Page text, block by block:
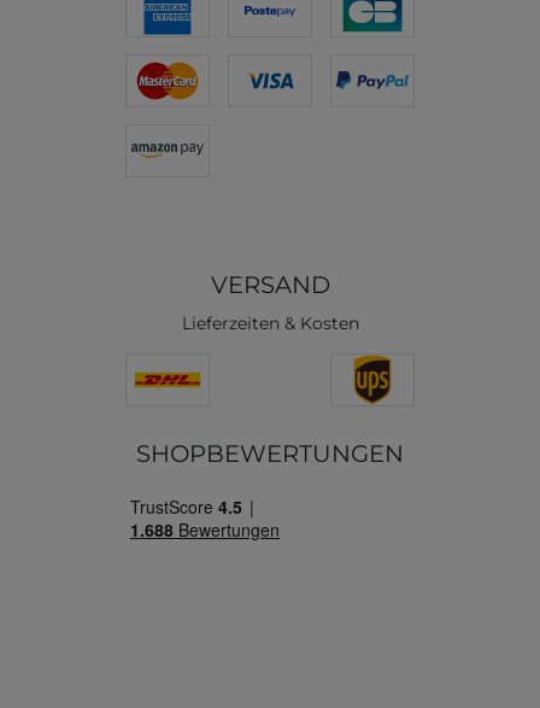
VERSAND
Lieferzeiten & Kosten
SHOPBEWERTUNGEN